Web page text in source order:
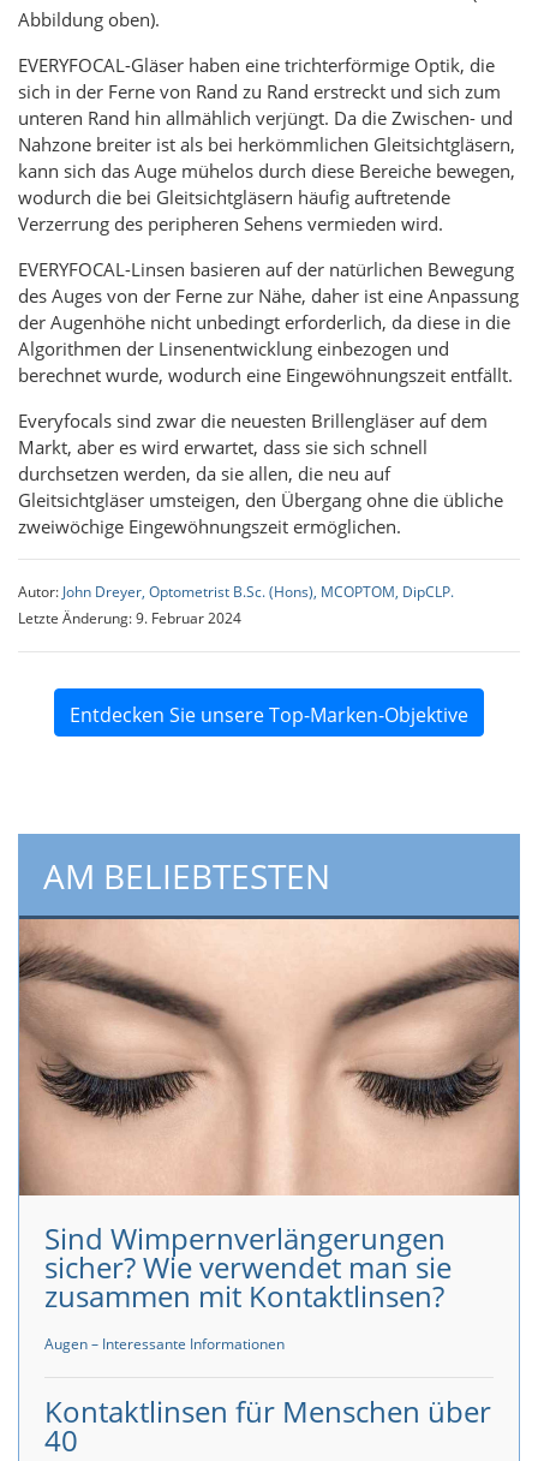
Abbildung oben).
EVERYFOCAL-Gläser haben eine trichterförmige Optik, die
sich in der Ferne von Rand zu Rand erstreckt und sich zum
unteren Rand hin allmählich verjüngt. Da die Zwischen- und
Nahzone breiter ist als bei herkömmlichen Gleitsichtgläsern,
kann sich das Auge mühelos durch diese Bereiche bewegen,
wodurch die bei Gleitsichtgläsern häufig auftretende
Verzerrung des peripheren Sehens vermieden wird.
EVERYFOCAL-Linsen basieren auf der natürlichen Bewegung
des Auges von der Ferne zur Nähe, daher ist eine Anpassung
der Augenhöhe nicht unbedingt erforderlich, da diese in die
Algorithmen der Linsenentwicklung einbezogen und
berechnet wurde, wodurch eine Eingewöhnungszeit entfällt.
Everyfocals sind zwar die neuesten Brillengläser auf dem
Markt, aber es wird erwartet, dass sie sich schnell
durchsetzen werden, da sie allen, die neu auf
Gleitsichtgläser umsteigen, den Übergang ohne die übliche
zweiwöchige Eingewöhnungszeit ermöglichen.
Autor: John Dreyer, Optometrist B.Sc. (Hons), MCOPTOM, DipCLP.
Letzte Änderung: 9. Februar 2024
Entdecken Sie unsere Top-Marken-Objektive
AM BELIEBTESTEN
Sind Wimpernverlängerungen
sicher? Wie verwendet man sie
zusammen mit Kontaktlinsen?
Augen – Interessante Informationen
Kontaktlinsen für Menschen über
40